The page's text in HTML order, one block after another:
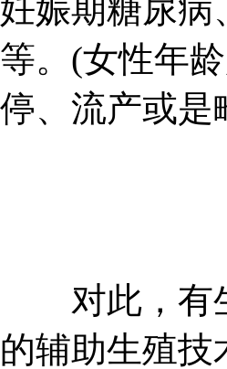
妊娠期糖尿病
等。(女性年
停、流产或是
对此，有生
的辅助生殖技